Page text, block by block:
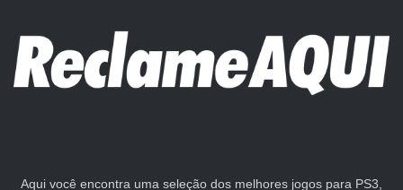
Aqui você encontra uma seleção dos melhores jogos para PS3,